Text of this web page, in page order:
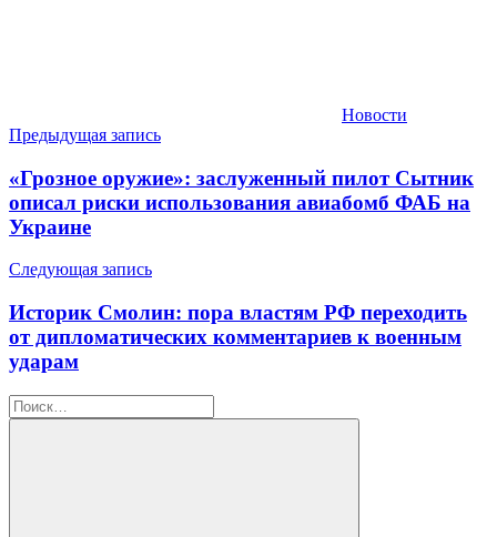
Новости
Навигация
по
записям
Предыдущая запись
«Грозное оружие»: заслуженный пилот Сытник
описал риски использования авиабомб ФАБ на
Украине
Следующая запись
Историк Смолин: пора властям РФ переходить
от дипломатических комментариев к военным
ударам
Найти: